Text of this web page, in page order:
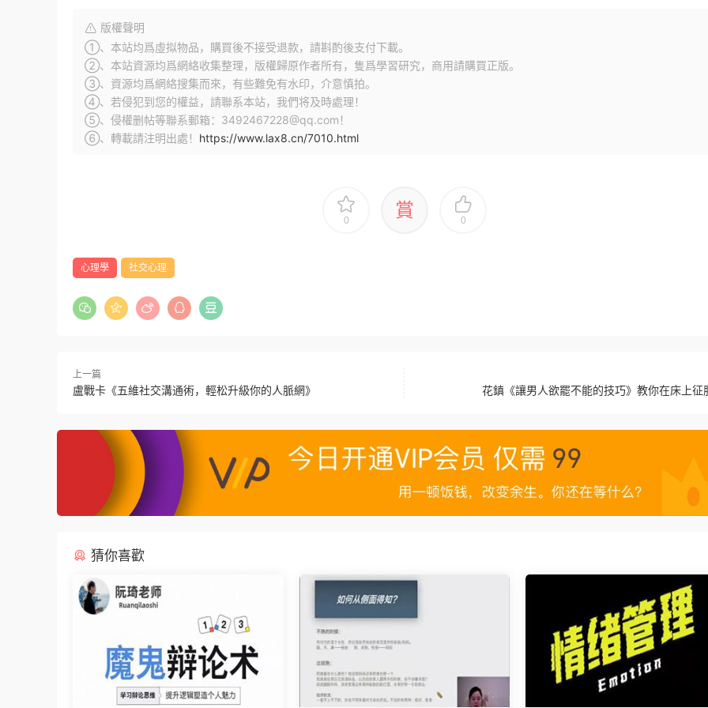
版權聲明
①、本站均爲虛拟物品，購買後不接受退款，請斟酌後支付下載。
②、本站資源均爲網絡收集整理，版權歸原作者所有，隻爲學習研究，商用請購買正版。
③、資源均爲網絡搜集而來，有些難免有水印，介意慎拍。
④、若侵犯到您的權益，請聯系本站，我們将及時處理！
⑤、侵權删帖等聯系郵箱：3492467228@qq.com！
⑥、轉載請注明出處！ https://www.lax8.cn/7010.html
0 賞 0
心理學 社交心理
上一篇
盧戰卡《五維社交溝通術，輕松升級你的人脈網》 花鎮《讓男人欲罷不能的技巧》教你在床上征
猜你喜歡